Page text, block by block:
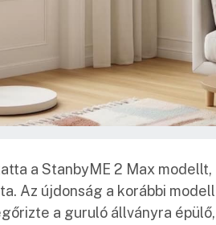
a StanbyME 2 Max
Az újdonság a korábbi
a guruló állványra